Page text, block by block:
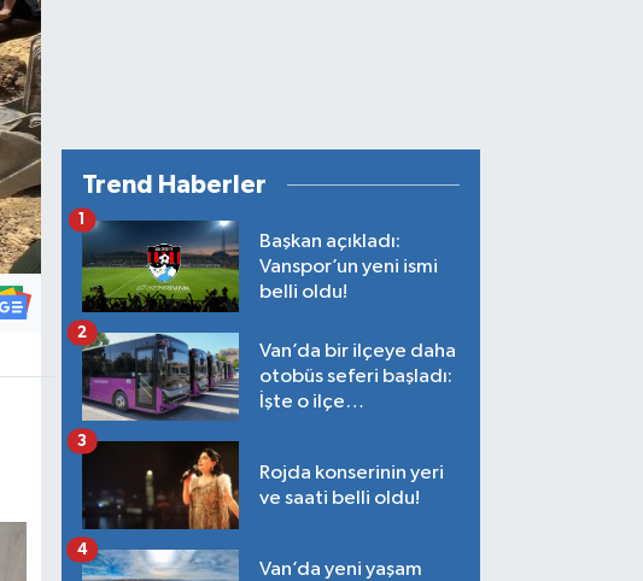
Trend Haberler
Başkan açıkladı:
Vanspor’un yeni ismi
belli oldu!
1
Van’da bir ilçeye daha
otobüs seferi başladı:
İşte o ilçe…
2
Rojda konserinin yeri
ve saati belli oldu!
3
Van’da yeni yaşam
4